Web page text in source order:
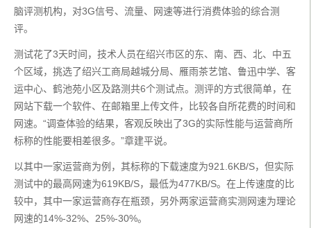
脑评测机构，对3G信号、流量、网速等进行消费体验的综合测
评。
测试花了3天时间，技术人员在绍兴市区的东、南、西、北、中五
个区域，挑选了绍兴工商局越城分局、雁雨茶艺馆、鲁迅中学、客
运中心、鹤池苑小区及路测共6个测试点。测评的方式很简单，在
网站下载一个软件、在邮箱里上传文件，比较各自所花费的时间和
网速。“调查体验的结果，客观反映出了3G的实际性能与运营商所
标称的性能要相差很多。”章建平说。
以其中一家运营商为例，其标称的下载速度为921.6KB/S，但实际
测试中的最高网速为619KB/S，最低为477KB/S。在上传速度的比
较中，其中一家运营商存在瓶颈，另外两家运营商实测网速为理论
网速的14%-32%、25%-30%。